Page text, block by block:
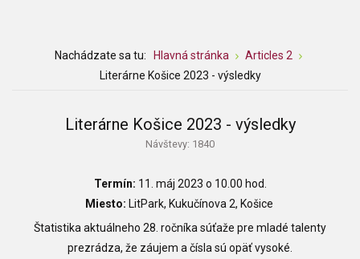
Nachádzate sa tu: Hlavná stránka
Articles 2
Literárne Košice 2023 - výsledky
Literárne Košice 2023 - výsledky
Návštevy: 1840
Termín: 11. máj 2023 o 10.00 hod.
Miesto: LitPark, Kukučínova 2, Košice
Štatistika aktuálneho 28. ročníka súťaže pre mladé talenty
prezrádza, že záujem a čísla sú opäť vysoké.